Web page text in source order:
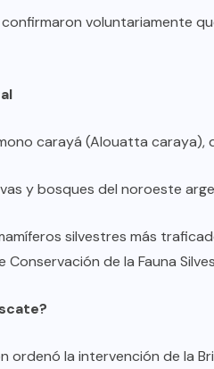
confirmaron voluntariamente
carayá (Alouatta caraya),
y bosques del noroeste
silvestres más
Conservación de la Fauna
ordenó la intervención de la